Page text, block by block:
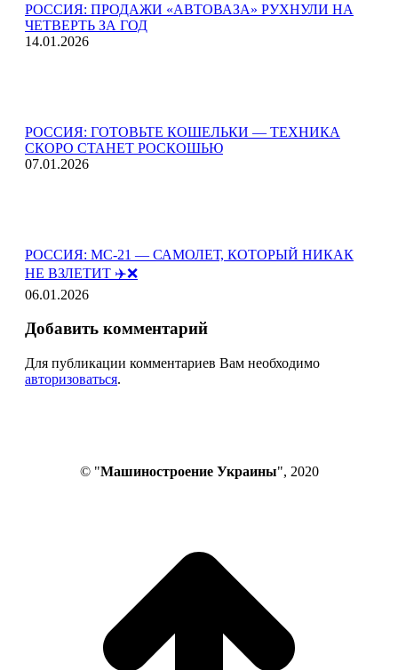
РОССИЯ: ПРОДАЖИ «АВТОВАЗА» РУХНУЛИ НА
ЧЕТВЕРТЬ ЗА ГОД
14.01.2026
РОССИЯ: ГОТОВЬТЕ КОШЕЛЬКИ — ТЕХНИКА
СКОРО СТАНЕТ РОСКОШЬЮ
07.01.2026
РОССИЯ: МС-21 — САМОЛЕТ, КОТОРЫЙ НИКАК
НЕ ВЗЛЕТИТ ✈️❌
06.01.2026
Добавить комментарий
Для публикации комментариев Вам необходимо
авторизоваться.
© "Машиностроение Украины", 2020